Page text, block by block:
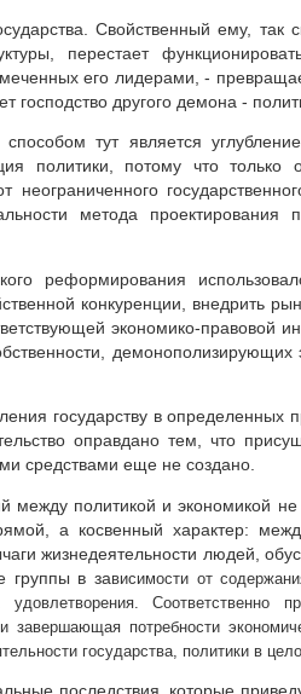
Свойственный ему, так
перестает
его лидерами, -
господство другого демона -
тут является
политики, потому что только
метода проектирования
реформирования
конкуренции, внедрить
экономико-правовой
демонополизирующих
государству в определенных
оправдано тем, что
средствами еще не создано.
между политикой и экономикой
а косвенный характер:
жизнедеятельности людей,
группы в зависимости от
Соответственно
потребности
государства, политики в